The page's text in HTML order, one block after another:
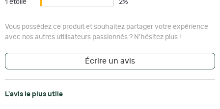
1 étoile 2%
Vous possédez ce produit et souhaitez partager votre expérience
avec nos autres utilisateurs passionnés ? N'hésitez plus !
Écrire un avis
L'avis le plus utile